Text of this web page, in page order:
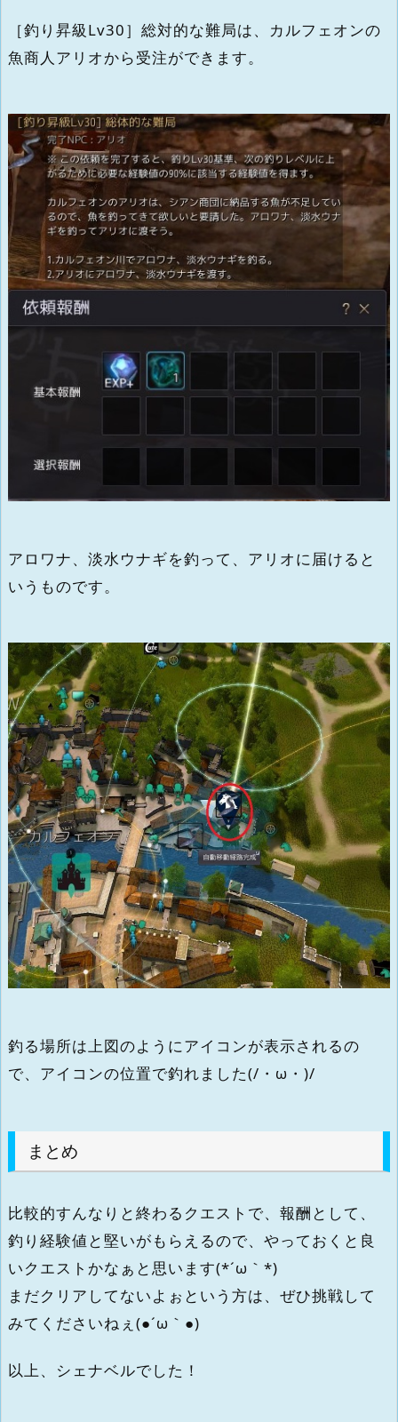
［釣り昇級Lv30］総対的な難局は、カルフェオンの
魚商人アリオから受注ができます。
アロワナ、淡水ウナギを釣って、アリオに届けると
いうものです。
釣る場所は上図のようにアイコンが表示されるの
で、アイコンの位置で釣れました(/・ω・)/
まとめ
比較的すんなりと終わるクエストで、報酬として、
釣り経験値と堅いがもらえるので、やっておくと良
いクエストかなぁと思います(*´ω｀*)
まだクリアしてないよぉという方は、ぜひ挑戦して
みてくださいねぇ(●´ω｀●)
以上、シェナベルでした！